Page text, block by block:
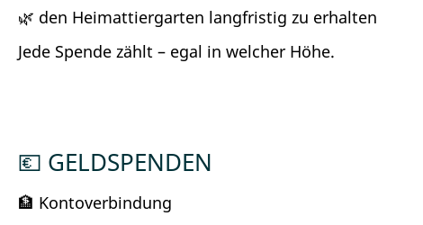
🌿 den Heimattiergarten langfristig zu erhalten
Jede Spende zählt – egal in welcher Höhe.
💶 GELDSPENDEN
🏦 Kontoverbindung